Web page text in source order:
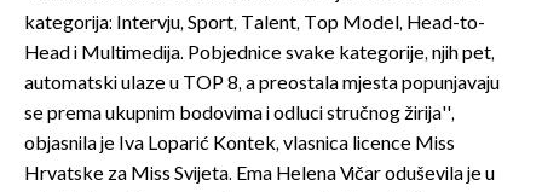
kategorija: Intervju, Sport, Talent, Top Model, Head-to-
Head i Multimedija. Pobjednice svake kategorije, njih pet,
automatski ulaze u TOP 8, a preostala mjesta popunjavaju
se prema ukupnim bodovima i odluci stručnog žirija'',
objasnila je Iva Loparić Kontek, vlasnica licence Miss
Hrvatske za Miss Svijeta. Ema Helena Vičar oduševila je u